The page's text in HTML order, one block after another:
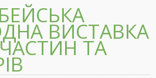
ВИСТАВКА
ТА